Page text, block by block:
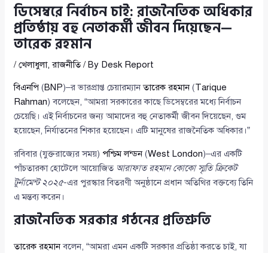
ডিসেম্বরে নির্বাচন চাই: রাজনৈতিক অধিকার
প্রতিষ্ঠায় বহু নেতাকর্মী জীবন দিয়েছেন—
তারেক রহমান
/খেলাধুলা,রাজনীতি/ By Desk Report
বিএনপি (BNP)–র ভারপ্রাপ্ত চেয়ারম্যানতারেক রহমান(Tarique
Rahman) বলেছেন, “আমরা সরকারের কাছে ডিসেম্বরের মধ্যে নির্বাচন
চেয়েছি। এই নির্বাচনের জন্য আমাদের বহু নেতাকর্মী জীবন দিয়েছেন, গুম
হয়েছেন, নির্যাতনের শিকার হয়েছেন। এটি মানুষের রাজনৈতিক অধিকার।”
রবিবার (যুক্তরাজ্যের সময়) পশ্চিম লন্ডন(West London)–এর একটি
পাঁচতারকা হোটেলে আয়োজিত আরাফাত রহমান কোকো স্মৃতি ক্রিকেট
টুর্নামেন্ট ২০২৫-এর পুরস্কার বিতরণী অনুষ্ঠানে প্রধান অতিথির বক্তব্যে তিনি
এ মন্তব্য করেন।
রাজনৈতিক সরকার গঠনের প্রতিশ্রুতি
তারেক রহমানবলেন, “আমরা এমন একটি সরকার প্রতিষ্ঠা করতে চাই, যা